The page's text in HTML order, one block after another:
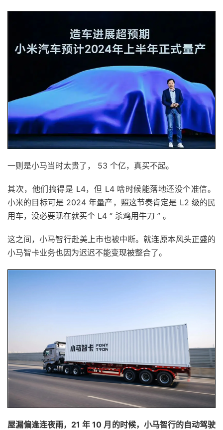
一则是小马当时太贵了， 53 个亿，真买不起。
其次，他们搞得是 L4，但 L4 啥时候能落地还没个准信。
小米的目标可是 2024 年量产，照这节奏肯定是 L2 级的民
用车，没必要现在就买个 L4 “ 杀鸡用牛刀 ” 。
这之间，小马智行赴美上市也被中断。就连原本风头正盛的
小马智卡业务也因为迟迟不能变现被整合了。
屋漏偏逢连夜雨，21 年 10 月的时候，小马智行的自动驾驶